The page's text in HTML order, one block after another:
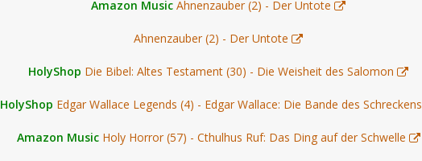
Amazon Music Ahnenzauber (2) - Der Untote
Ahnenzauber (2) - Der Untote
HolyShop Die Bibel: Altes Testament (30) - Die Weisheit des Salomon
HolyShop Edgar Wallace Legends (4) - Edgar Wallace: Die Bande des Schreckens
Amazon Music Holy Horror (57) - Cthulhus Ruf: Das Ding auf der Schwelle